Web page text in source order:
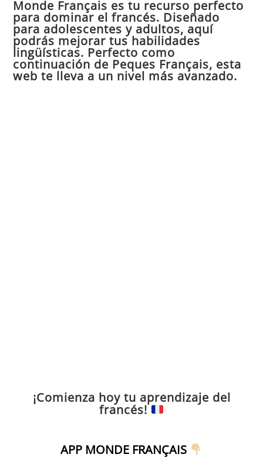
Monde Français es tu recurso perfecto
para dominar el francés. Diseñado
para adolescentes y adultos, aquí
podrás mejorar tus habilidades
lingüísticas. Perfecto como
continuación de Peques Français, esta
web te lleva a un nivel más avanzado.
¡Comienza hoy tu aprendizaje del
francés!
APP MONDE FRANÇAIS